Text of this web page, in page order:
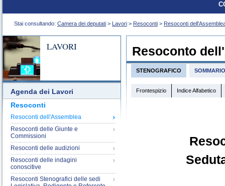
Stai consultando: Camera dei deputati > Lavori > Resoconti > Resoconti
LAVORI
Agenda dei Lavori
Resoconti
Resoconti dell'Assemblea
Resoconti delle Giunte e
Commissioni
Resoconti delle audizioni
Resoconti delle indagini
conoscitive
Resoconti Stenografici delle sedi
Resoconto
STENOGRAFICO SOMMARIO
Frontespizio Indice Alfabetico